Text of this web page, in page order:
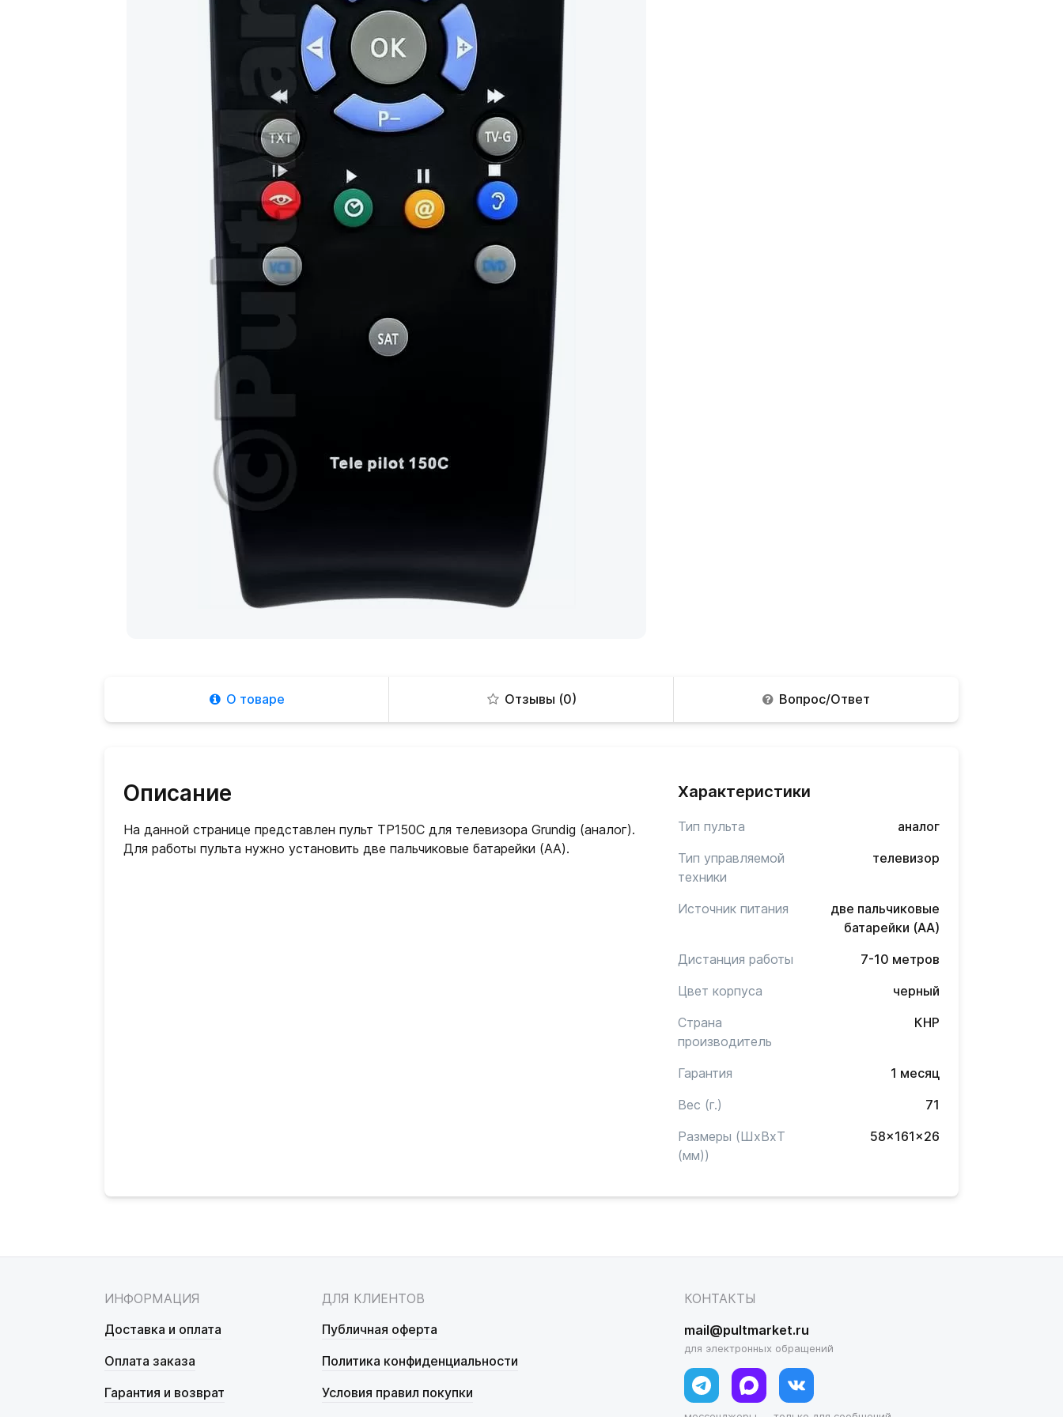
О товаре Отзывы (0) Вопрос/Ответ
Описание
На данной странице представлен пульт TP150C для телевизора Grundig (аналог).
Для работы пульта нужно установить две пальчиковые батарейки (AA).
Характеристики
Тип пульта
аналог
Тип управляемой
техники
телевизор
Источник питания
две пальчиковые
батарейки (AA)
Дистанция работы
7-10 метров
Цвет корпуса
черный
Страна
производитель
КНР
Гарантия
1 месяц
Вес (г.)
71
Размеры (ШxВxТ
(мм))
58x161x26
ИНФОРМАЦИЯ
Доставка и оплата
Оплата заказа
Гарантия и возврат
ДЛЯ КЛИЕНТОВ
Публичная оферта
Политика конфиденциальности
Условия правил покупки
КОНТАКТЫ
mail@pultmarket.ru
для электронных обращений